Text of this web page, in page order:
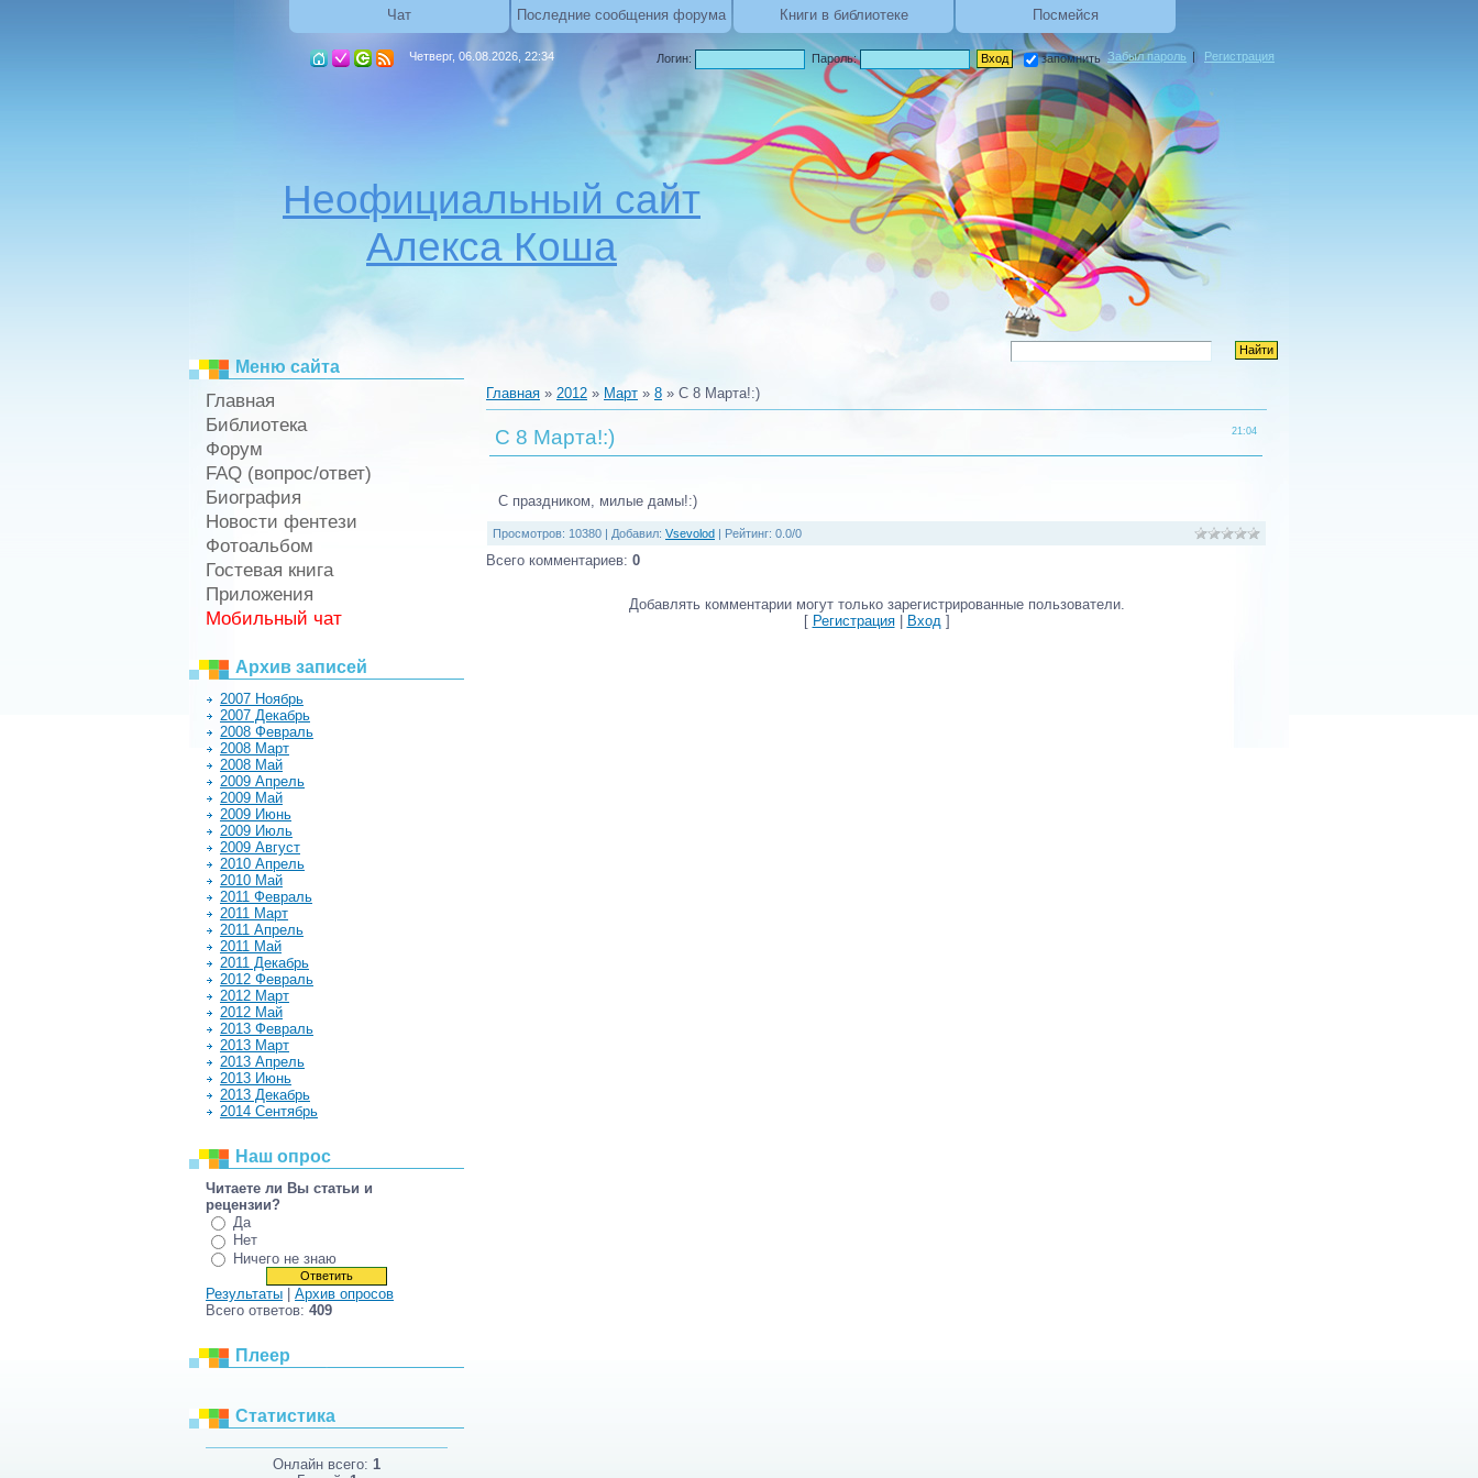
Чат Последние сообщения форума Книги в библиотеке Посмейся
Четверг, 06.08.2026, 22:34
Неофициальный сайт
Алекса Коша
Логин: Пароль: запомнить Забыл пароль | Регистрация
Меню сайта
Главная
Библиотека
Форум
FAQ (вопрос/ответ)
Биография
Новости фентези
Фотоальбом
Гостевая книга
Приложения
Мобильный чат
Архив записей
2007 Ноябрь
2007 Декабрь
2008 Февраль
2008 Март
2008 Май
2009 Апрель
2009 Май
2009 Июнь
2009 Июль
2009 Август
2010 Апрель
2010 Май
2011 Февраль
2011 Март
2011 Апрель
2011 Май
2011 Декабрь
2012 Февраль
2012 Март
2012 Май
2013 Февраль
2013 Март
2013 Апрель
2013 Июнь
2013 Декабрь
2014 Сентябрь
Наш опрос
Читаете ли Вы статьи и
рецензии?
Да
Нет
Ничего не знаю
Результаты
Архив опросов
Всего ответов: 409
Плеер
Статистика
Онлайн всего: 1
Главная » 2012 » Март » 8 » С 8 Марта!:)
21:04
С 8 Марта!:)
С праздником, милые дамы!:)
Просмотров: 10380 | Добавил: Vsevolod Рейтинг: 0.0/0
Всего комментариев: 0
Добавлять комментарии могут только зарегистрированные пользователи.
[ Регистрация| Вход]